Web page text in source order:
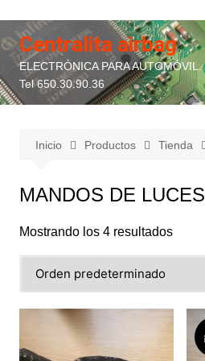
contenido
Centralita airbag
ELECTRÓNICA PARA
Tel 650.30.90.36
Inicio Productos Tienda
MANDOS DE LUCES
Mostrando los 4 resultados